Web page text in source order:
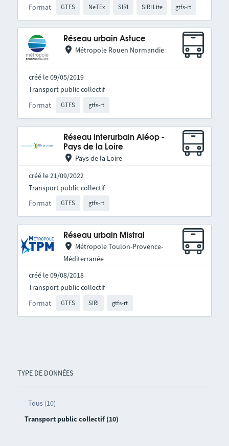
TYPE DE DONNÉES
Tous (10)
Transport public collectif (10)
Format GTFS NeTEx SIRI SIRI Lite gtfs-rt
Réseau urbain Astuce
Métropole Rouen Normandie
créé le 09/05/2019
Format GTFS gtfs-rt
Transport public collectif
Réseau interurbain Aléop -
Pays de la Loire
Pays de la Loire
créé le 21/09/2022
Format GTFS gtfs-rt
Transport public collectif
Réseau urbain Mistral
Métropole Toulon-Provence-
Méditerranée
créé le 09/08/2018
Format GTFS SIRI gtfs-rt
Transport public collectif